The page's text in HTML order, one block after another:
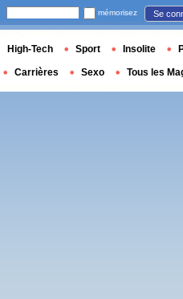
mémorisez Se
High-Tech Sport Insolite
Carrières Sexo Tous les